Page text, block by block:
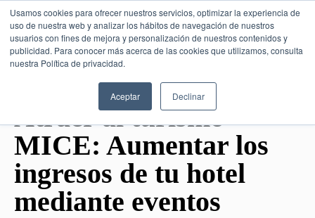
Usamos cookies para ofrecer nuestros servicios, optimizar la experiencia de
uso de nuestra web y analizar los hábitos de navegación de nuestros
usuarios con fines de mejora y personalización de nuestros contenidos y
publicidad. Para conocer más acerca de las cookies que utilizamos, consulta
nuestra Política de privacidad.
Aceptar Declinar
SESIÓN DE CONSULTORÍA GRATUITA
Atraer al turismo
MICE: Aumentar los
ingresos de tu hotel
mediante eventos